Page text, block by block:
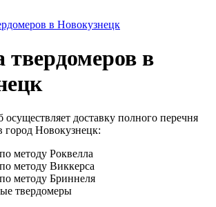
в Новокузнецк
твердомеров в
доставку полного перечня
город Новокузнецк:
методу Роквелла
методу Виккерса
методу Бриннеля
твердомеры